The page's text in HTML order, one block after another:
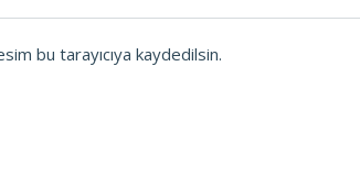
bu tarayıcıya kaydedilsin.